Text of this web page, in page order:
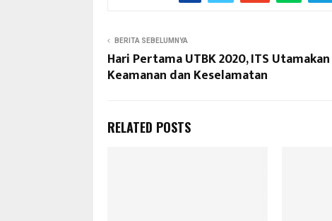
BERITA SEBELUMNYA
Hari Pertama UTBK 2020, ITS Utamakan
Keamanan dan Keselamatan
RELATED POSTS